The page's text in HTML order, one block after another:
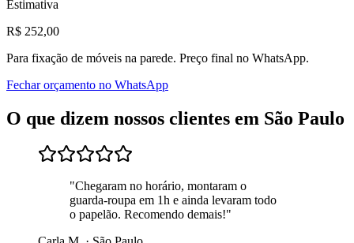
Estimativa
R$ 252,00
Para fixação de móveis na parede. Preço final no WhatsApp.
Fechar orçamento no WhatsApp
O que dizem nossos clientes em São Paulo
"Chegaram no horário, montaram o
guarda-roupa em 1h e ainda levaram todo
o papelão. Recomendo demais!"